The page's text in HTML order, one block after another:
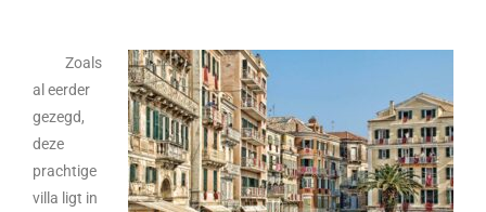
Zoals
al eerder
gezegd,
deze
prachtige
villa ligt in